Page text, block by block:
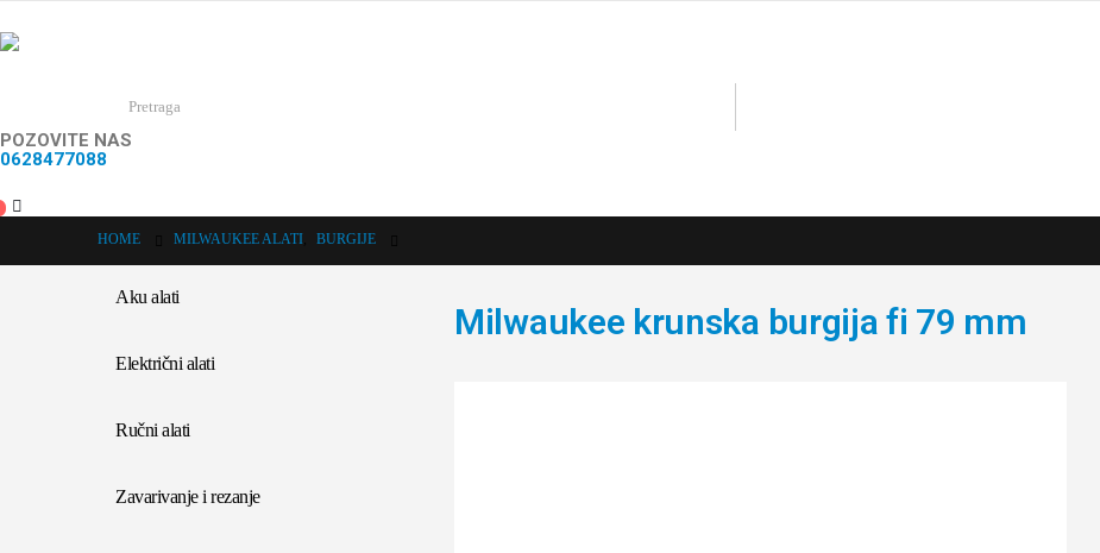
POZOVITE NAS
0628477088
HOME MILWAUKEE ALATI BURGIJE
Milwaukee krunska burgija fi 79 mm
Aku alati
Električni alati
Ručni alati
Zavarivanje i rezanje